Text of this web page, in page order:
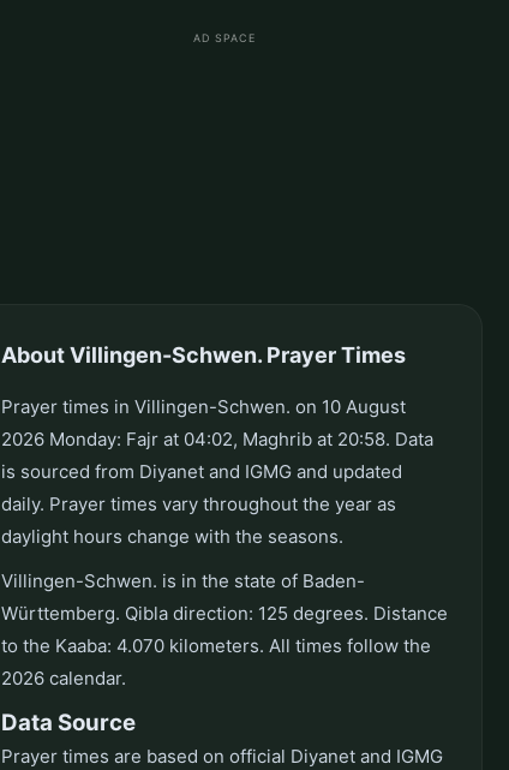
AD SPACE
About Villingen-Schwen. Prayer Times
Prayer times in Villingen-Schwen. on 10 August
2026 Monday: Fajr at 04:02, Maghrib at 20:58. Data
is sourced from Diyanet and IGMG and updated
daily. Prayer times vary throughout the year as
daylight hours change with the seasons.
Villingen-Schwen. is in the state of Baden-
Württemberg. Qibla direction: 125 degrees. Distance
to the Kaaba: 4.070 kilometers. All times follow the
2026 calendar.
Data Source
Prayer times are based on official Diyanet and IGMG